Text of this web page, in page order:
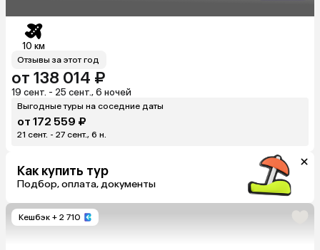
10 км
Отзывы за этот год
от 138 014 ₽
19 сент. - 25 сент., 6 ночей
Выгодные туры на соседние даты
от 172 559 ₽
21 сент. - 27 сент., 6 н.
Как купить тур
Подбор, оплата, документы
Кешбэк + 2 710